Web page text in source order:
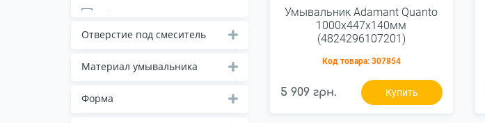
Mito
PAA
Qtap
RAK Ceramics
Отверстие под смеситель
Материал умывальника
Форма
Умывальник Adamant Quanto
1000х447х140мм
(4824296107201)
Код товара: 307854
5 909 грн. Купить